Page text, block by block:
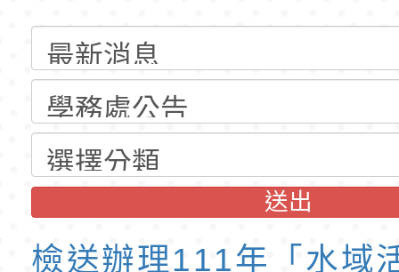
說明影片
光城市手牽手，綠能
走」動畫影片
本府115年70歲以上
員健康講座「吃得安
心」，請退休同仁踴
清華光罩教學專業論
動時代中的好老師：
教師韌性
轉環境部「淨零綠領
程」
轉農業部桃園區農業
「115年食農教育專
訓練課程」，歡迎已
錄取公告-桃園市桃
民小學115學年度「
送出
檢送辦理111年「水域